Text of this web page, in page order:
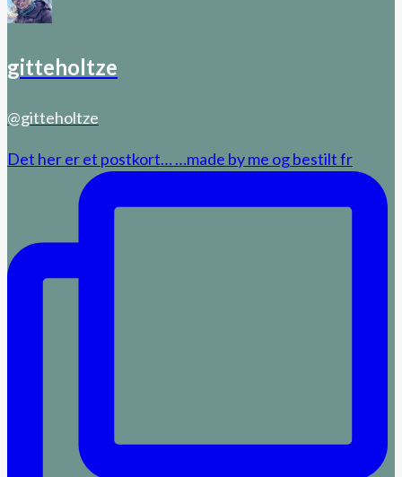
gitteholtze
@gitteholtze
Det her er et postkort… …made by me og bestilt fr